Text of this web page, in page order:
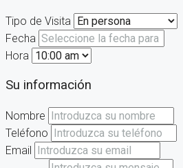
Tipo de Visita
Fecha
Hora
Su información
Nombre
Teléfono
Email